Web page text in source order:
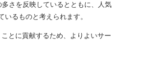
さを反映しているとともに、人気
るものと考えられます。
とに貢献するため、よりよいサー